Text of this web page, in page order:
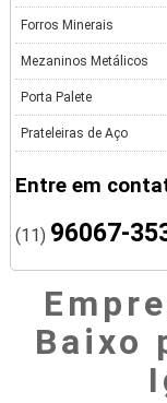
Forros Minerais
Mezaninos Metálicos
Porta Palete
Prateleiras de Aço
Entre em
(11) 96067-
Baixo